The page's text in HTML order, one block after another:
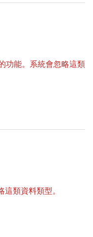
功能。系統會忽略這類
類資料類型。